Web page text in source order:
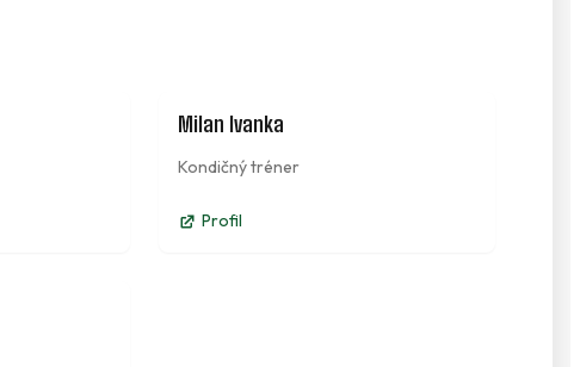
Milan Ivanka
Kondičný tréner
Profil